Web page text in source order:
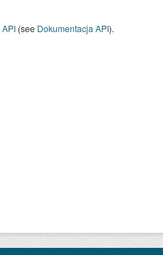
API(see Dokumentacja API).